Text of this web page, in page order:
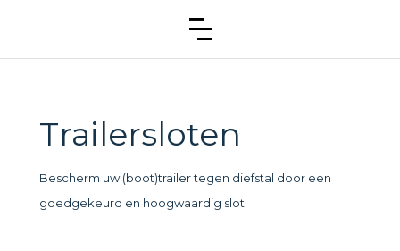
Trailersloten
Bescherm uw (boot)trailer tegen diefstal door een
goedgekeurd en hoogwaardig slot.